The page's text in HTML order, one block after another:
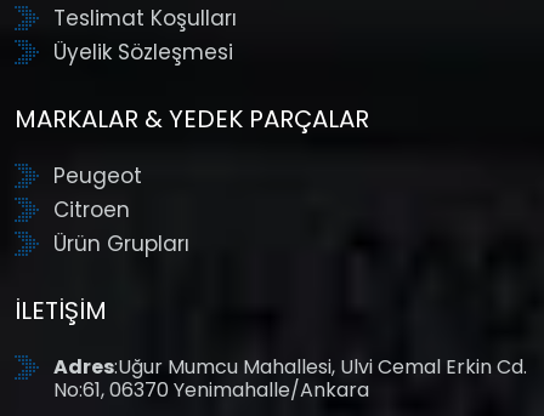
Teslimat Koşulları
Üyelik Sözleşmesi
MARKALAR & YEDEK PARÇALAR
Peugeot
Citroen
Ürün Grupları
İLETIŞIM
Adres:Uğur Mumcu Mahallesi, Ulvi Cemal Erkin Cd.
No:61, 06370 Yenimahalle/Ankara